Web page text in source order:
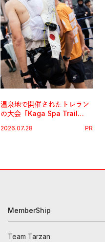
温泉地で開催されたトレラン
の大会「Kaga Spa Trail
UTMB」。本戦を夢見るラン
2026.07.28 PR
MemberShip
Team Tarzan